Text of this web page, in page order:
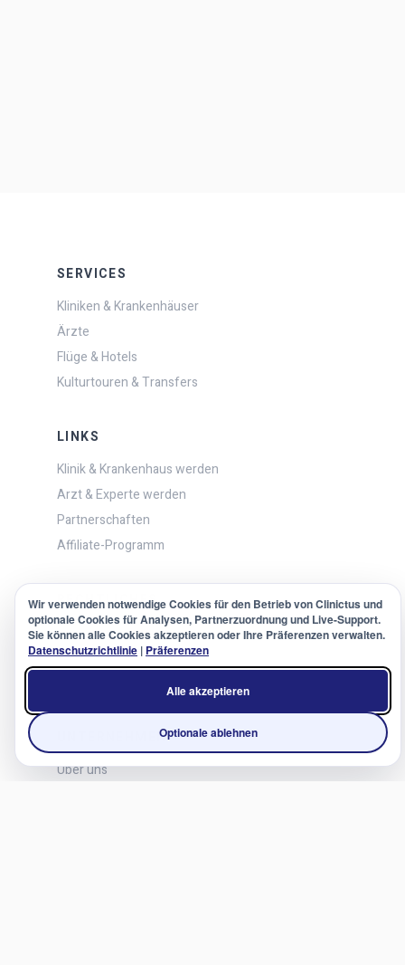
Wir verwenden notwendige Cookies für den Betrieb von Clinictus und
optionale Cookies für Analysen, Partnerzuordnung und Live-Support.
Sie können alle Cookies akzeptieren oder Ihre Präferenzen verwalten.
Datenschutzrichtlinie | Präferenzen
Alle akzeptieren
Optionale ablehnen
SERVICES
Kliniken & Krankenhäuser
Ärzte
Flüge & Hotels
Kulturtouren & Transfers
LINKS
Klinik & Krankenhaus werden
Arzt & Experte werden
Partnerschaften
Affiliate-Programm
RECHTLICHES
FAQ
Datenschutzrichtlinie
Nutzungsbedingungen
UNTERNEHMEN
Über uns